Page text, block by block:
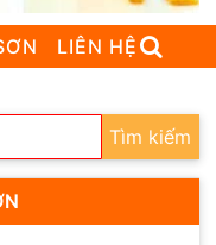
LIÊN HỆ
Tìm kiếm